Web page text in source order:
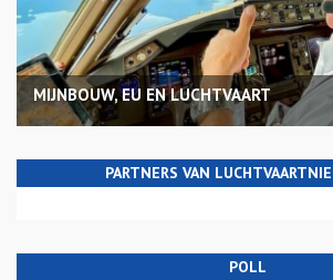
MIJNBOUW, EU EN LUCHTVAART
PARTNERS VAN
POLL